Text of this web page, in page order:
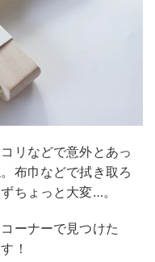
リなどで意外とあっ
布巾などで拭き取ろ
ちょっと大変…。
ーナーで見つけた
！